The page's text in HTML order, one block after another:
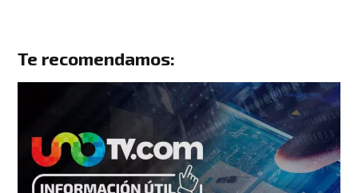
Te recomendamos: